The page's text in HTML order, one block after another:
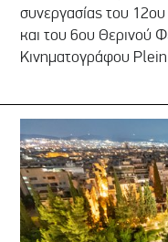
συνεργασίας του
και του 6ου Θερινού
Κινηματογράφου Plein